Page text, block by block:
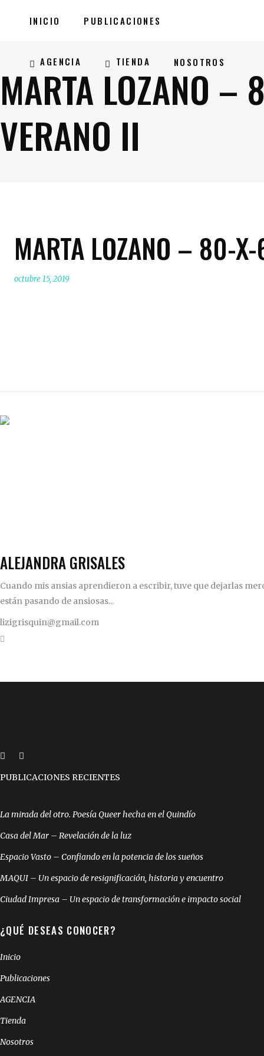
INICIO PUBLICACIONES
AGENCIA TIENDA NOSOTROS
MARTA LOZANO –
VERANO II
MARTA LOZANO – 80-
octubre 15, 2019
ALEJANDRA GRISALES
Cuando mis ansias aprendieron a escribir, tuve que dejarlas
están pasando de ansiosas...
lizigrisquin@gmail.com
PUBLICACIONES RECIENTES
La mirada del otro. Poesía Queer hecha en el Quindío
Casa del Mar – Revelación de la luz
Espacio Vasto – Confiando en la potencia de los sueños
MAQUI – Un espacio de resignificación, historia y encuentro
Ciudad Impresa – Un espacio de transformación e impacto social
¿QUÉ DESEAS CONOCER?
Inicio
Publicaciones
AGENCIA
Tienda
Nosotros